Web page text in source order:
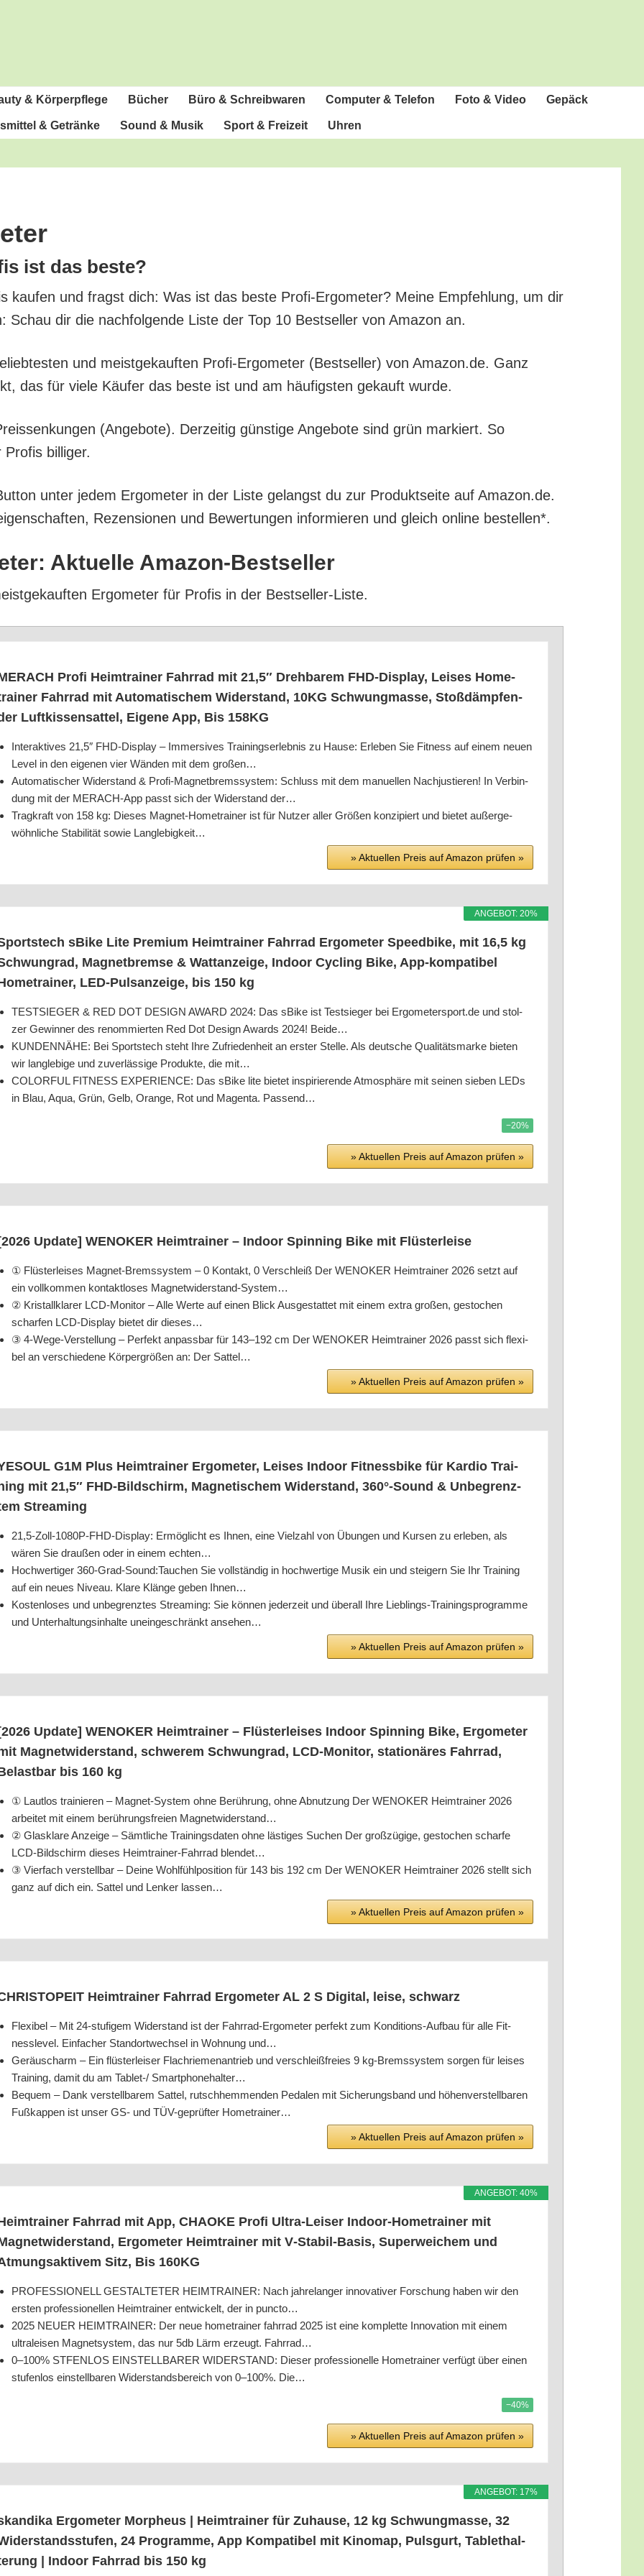
& Körperpflege Bücher Büro & Schreibwaren Com­pu­ter & Telefon Foto & Video Gepäck
& Getränke Sound & Musik Sport & Freizeit Uhren
ist das beste?
kau­fen und fragst dich: Was ist das bes­te Pro­fi-Ergo­me­ter? Mei­ne Emp­feh­lung, um dir
Schau dir die nach­fol­gen­de Lis­te der Top 10 Best­sel­ler von Ama­zon an.
und meist­ge­kauf­ten Pro­fi-Ergo­me­ter (Best­sel­ler) von Amazon.de. Ganz
das für vie­le Käu­fer das bes­te ist und am häu­figs­ten gekauft wurde.
(Ange­bo­te). Der­zei­tig güns­ti­ge Ange­bo­te sind grün mar­kiert. So
billiger.
unter jedem Ergo­me­ter in der Lis­te gelangst du zur Pro­dukt­sei­te auf Amazon.de.
Rezen­sio­nen und Bewer­tun­gen infor­mie­ren und gleich online bestellen*.
Aktu­el­le Amazon-Bestseller
Ergo­me­ter für Pro­fis in der Bestseller-Liste.
Pro­fi Heim­trai­ner Fahr­rad mit 21,5″ Dreh­ba­rem FHD-Dis­play, Lei­ses Home­
Fahr­rad mit Auto­ma­ti­schem Wider­stand, 10KG Schwung­mas­se, Stoß­dämp­fen­
Luft­kis­sen­sat­tel, Eige­ne App, Bis 158KG
Inter­ak­ti­ves 21,5″ FHD-Dis­play – Immersi­ves Trai­nings­er­leb­nis zu Hau­se: Erle­ben Sie Fit­ness auf einem neu­en
Level in den eige­nen vier Wän­den mit dem großen…
Auto­ma­ti­scher Wider­stand & Pro­fi-Magnet­brems­sys­tem: Schluss mit dem manu­el­len Nach­jus­tie­ren! In Ver­bin­
dung mit der MER­ACH-App passt sich der Wider­stand der…
Trag­kraft von 158 kg: Die­ses Magnet-Home­trai­ner ist für Nut­zer aller Grö­ßen kon­zi­piert und bie­tet außer­ge­
wöhn­li­che Sta­bi­li­tät sowie Langlebigkeit…
» Aktu­el­len Preis auf Ama­zon prü­fen »
ANGE­BOT: 20%
sBike Lite Pre­mi­um Heim­trai­ner Fahr­rad Ergo­me­ter Speed­bike, mit 16,5 kg
Magnet­brem­se & Wat­tan­zei­ge, Indoor Cycling Bike, App-kom­pa­ti­bel
LED-Puls­an­zei­ge, bis 150 kg
TESTSIEGER & RED DOT DESIGN AWARD 2024: Das sBike ist Test­sie­ger bei Ergometersport.de und stol­
zer Gewin­ner des renom­mier­ten Red Dot Design Awards 2024! Beide…
KUNDENNÄHE: Bei Sport­s­tech steht Ihre Zufrie­den­heit an ers­ter Stel­le. Als deut­sche Qua­li­täts­mar­ke bie­ten
wir lang­le­bi­ge und zuver­läs­si­ge Pro­duk­te, die mit…
COLORFUL FITNESS EXPERIENCE: Das sBike lite bie­tet inspi­rie­ren­de Atmo­sphä­re mit sei­nen sie­ben LEDs
in Blau, Aqua, Grün, Gelb, Oran­ge, Rot und Magen­ta. Passend…
−20%
» Aktu­el­len Preis auf Ama­zon prü­fen »
[2026 Update] WENOKER Heim­trai­ner – Indoor Spin­ning Bike mit Flüsterleise
① Flüs­ter­lei­ses Magnet-Brems­sys­tem – 0 Kon­takt, 0 Ver­schleiß Der WENOKER Heim­trai­ner 2026 setzt auf
ein voll­kom­men kon­takt­lo­ses Magnetwiderstand-System…
② Kris­tall­kla­rer LCD-Moni­tor – Alle Wer­te auf einen Blick Aus­ge­stat­tet mit einem extra gro­ßen, gesto­chen
schar­fen LCD-Dis­play bie­tet dir dieses…
③ 4‑We­ge-Ver­stel­lung – Per­fekt anpass­bar für 143–192 cm Der WENOKER Heim­trai­ner 2026 passt sich fle­xi­
bel an ver­schie­de­ne Kör­per­grö­ßen an: Der Sattel…
» Aktu­el­len Preis auf Ama­zon prü­fen »
G1M Plus Heim­trai­ner Ergo­me­ter, Lei­ses Indoor Fit­ness­bike für Kar­dio Trai­
mit 21,5″ FHD-Bild­schirm, Magne­ti­schem Wider­stand, 360°-Sound & Unbe­grenz­
Streaming
21,5‑Zoll-1080P-FHD-Display: Ermög­licht es Ihnen, eine Viel­zahl von Übun­gen und Kur­sen zu erle­ben, als
wären Sie drau­ßen oder in einem echten…
Hoch­wer­ti­ger 360-Grad-Sound:Tauchen Sie voll­stän­dig in hoch­wer­ti­ge Musik ein und stei­gern Sie Ihr Trai­ning
auf ein neu­es Niveau. Kla­re Klän­ge geben Ihnen…
Kos­ten­lo­ses und unbe­grenz­tes Strea­ming: Sie kön­nen jeder­zeit und über­all Ihre Lieb­lings-Trai­nings­pro­gram­me
und Unter­hal­tungs­in­hal­te unein­ge­schränkt ansehen…
» Aktu­el­len Preis auf Ama­zon prü­fen »
[2026 Update] WENOKER Heim­trai­ner – Flüs­ter­lei­ses Indoor Spin­ning Bike, Ergo­me­ter
Magnet­wi­der­stand, schwe­rem Schwung­rad, LCD-Moni­tor, sta­tio­nä­res Fahr­rad,
bis 160 kg
① Laut­los trai­nie­ren – Magnet-Sys­tem ohne Berüh­rung, ohne Abnut­zung Der WENOKER Heim­trai­ner 2026
arbei­tet mit einem berüh­rungs­frei­en Magnetwiderstand…
② Glas­kla­re Anzei­ge – Sämt­li­che Trai­nings­da­ten ohne läs­ti­ges Suchen Der groß­zü­gi­ge, gesto­chen schar­fe
LCD-Bild­schirm die­ses Heim­trai­ner-Fahr­rad blendet…
③ Vier­fach ver­stell­bar – Dei­ne Wohl­fühl­po­si­ti­on für 143 bis 192 cm Der WENOKER Heim­trai­ner 2026 stellt sich
ganz auf dich ein. Sat­tel und Len­ker lassen…
» Aktu­el­len Preis auf Ama­zon prü­fen »
Heim­trai­ner Fahr­rad Ergo­me­ter AL 2 S Digi­tal, lei­se, schwarz
Fle­xi­bel – Mit 24-stu­fi­gem Wider­stand ist der Fahr­rad-Ergo­me­ter per­fekt zum Kon­di­ti­ons-Auf­bau für alle Fit­
ness­le­vel. Ein­fa­cher Stand­ort­wech­sel in Woh­nung und…
Geräusch­arm – Ein flüs­ter­lei­ser Flach­rie­men­an­trieb und ver­schleiß­frei­es 9 kg-Brems­sys­tem sor­gen für lei­ses
Trai­ning, damit du am Tablet-/ Smartphonehalter…
Bequem – Dank ver­stell­ba­rem Sat­tel, rutsch­hem­men­den Peda­len mit Siche­rungs­band und höhen­ver­stell­ba­ren
Fuß­kap­pen ist unser GS- und TÜV-geprüf­ter Hometrainer…
» Aktu­el­len Preis auf Ama­zon prü­fen »
ANGE­BOT: 40%
Fahr­rad mit App, CHAOKE Pro­fi Ultra-Lei­ser Indoor-Home­trai­ner mit
Ergo­me­ter Heim­trai­ner mit V‑Sta­bil-Basis, Super­wei­chem und
Sitz, Bis 160KG
PROFESSIONELL GESTALTETER HEIMTRAINER: Nach jah­re­lan­ger inno­va­ti­ver For­schung haben wir den
ers­ten pro­fes­sio­nel­len Heim­trai­ner ent­wi­ckelt, der in puncto…
2025 NEUER HEIMTRAINER: Der neue home­trai­ner fahr­rad 2025 ist eine kom­plet­te Inno­va­ti­on mit einem
ultral­ei­sen Magnet­sys­tem, das nur 5db Lärm erzeugt. Fahrrad…
0–100% STFENLOS EINSTELLBARER WIDERSTAND: Die­ser pro­fes­sio­nel­le Home­trai­ner ver­fügt über einen
stu­fen­los ein­stell­ba­ren Wider­stands­be­reich von 0–100%. Die…
−40%
» Aktu­el­len Preis auf Ama­zon prü­fen »
ANGE­BOT: 17%
Ergo­me­ter Mor­pheus | Heim­trai­ner für Zuhau­se, 12 kg Schwung­mas­se, 32
24 Pro­gram­me, App Kom­pa­ti­bel mit Kino­map, Puls­gurt, Tablet­hal­
| Indoor Fahr­rad bis 150 kg